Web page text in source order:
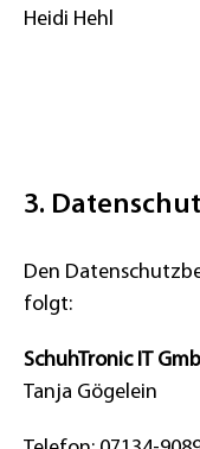
Heidi Hehl
3.
Den
folgt:
SchuhTronic IT
Tanja Gögelein